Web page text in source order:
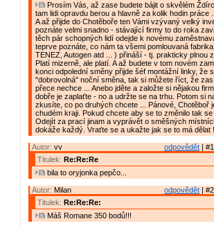
Prosím Vás, až zase budete bájit o skvělém
tam lidi opravdu berou a hlavně za kolik hodin práce
A až přijde do Chotěboře ten Vámi vzývaný velký
poznáte velmi snadno - stávající firmy to do roka
těch pár schopných lidí odejde k novému
teprve poznáte, co nám ta všemi pomlouvaná
TENEZ, Autogen atd ... ) přináší - tj. prakticky plnou
Platí mizerně, ale platí. A až budete v tom novém
konci odpolední směny přijde šéf montážní linky, že
"dobrovolná" noční směna, tak si můžete říct, že
přece nechce ... Anebo jděte a založte si nějakou
dobře je zaplaťte - no a udržte se na trhu. Potom si
zkusíte, co po druhých chcete ... Pánové, Chotěboř
chudém kraji. Pokud chcete aby se to změnilo tak
Odejít za prací jinam a vyprávět o směšných
dokáže každý. Vraťte se a ukažte jak se to má dělat !
odpovědět |
Autor: vv
Titulek: Re:Re:Re
bila to oryjonka pepčo...
odpovědět |
Autor: Milan
Titulek: Re:Re:Re:
Máš Romane 350 bodů!!!